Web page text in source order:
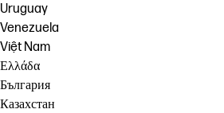
Uruguay
Venezuela
Việt Nam
Ελλάδα
България
Казахстан